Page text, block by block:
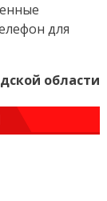
для
области